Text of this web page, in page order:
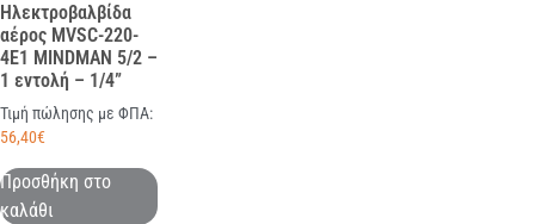
Ηλεκτροβαλβίδα
αέρος MVSC-220-
4E1 MINDMAN 5/2 –
1 εντολή – 1/4”
Τιμή πώλησης με ΦΠΑ:
56,40€
Προσθήκη στο
καλάθι